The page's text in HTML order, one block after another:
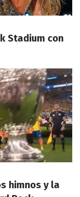
Stadium con
himnos y la